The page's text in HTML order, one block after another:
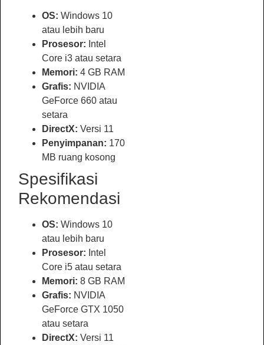
OS: Windows 10
atau lebih baru
Prosesor: Intel
Core i3 atau setara
Memori: 4 GB RAM
Grafis: NVIDIA
GeForce 660 atau
setara
DirectX: Versi 11
Penyimpanan: 170
MB ruang kosong
Spesifikasi
Rekomendasi
OS: Windows 10
atau lebih baru
Prosesor: Intel
Core i5 atau setara
Memori: 8 GB RAM
Grafis: NVIDIA
GeForce GTX 1050
atau setara
DirectX: Versi 11